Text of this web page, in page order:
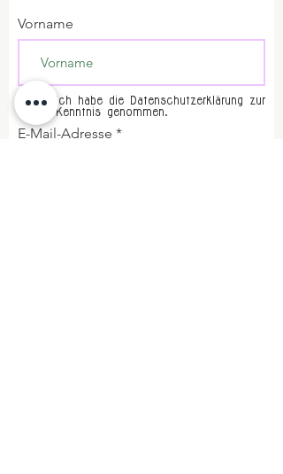
Vorname
Ich habe die Datenschutzerklärung zur
Kenntnis genommen.
E-Mail-Adresse